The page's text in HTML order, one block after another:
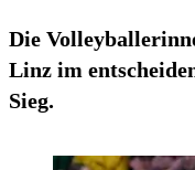
Die
Linz im
Sieg.